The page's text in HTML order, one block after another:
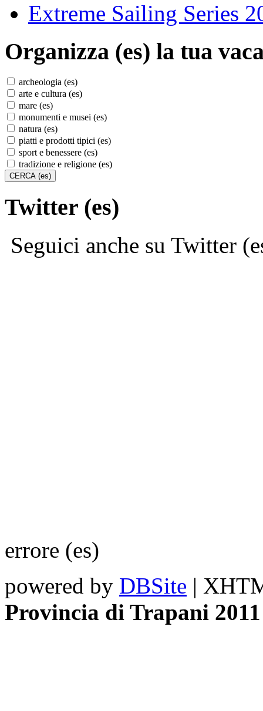
Extreme Sailing Series
Organizza (es) la tua
archeologia (es)
arte e cultura (es)
mare (es)
monumenti e musei (es)
natura (es)
piatti e prodotti tipici (es)
sport e benessere (es)
tradizione e religione (es)
Twitter (es)
Seguici anche su Twitter
errore (es)
powered by DBSite |
Provincia di Trapani 2011